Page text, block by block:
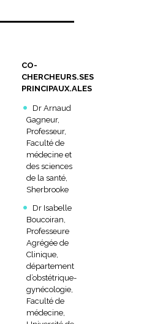
CO-
CHERCHEURS.SES
PRINCIPAUX.ALES
Dr Arnaud
Gagneur,
Professeur,
Faculté de
médecine et
des sciences
de la santé,
Sherbrooke
Dr Isabelle
Boucoiran,
Professeure
Agrégée de
Clinique,
département
d’obstétrique-
gynécologie,
Faculté de
médecine,